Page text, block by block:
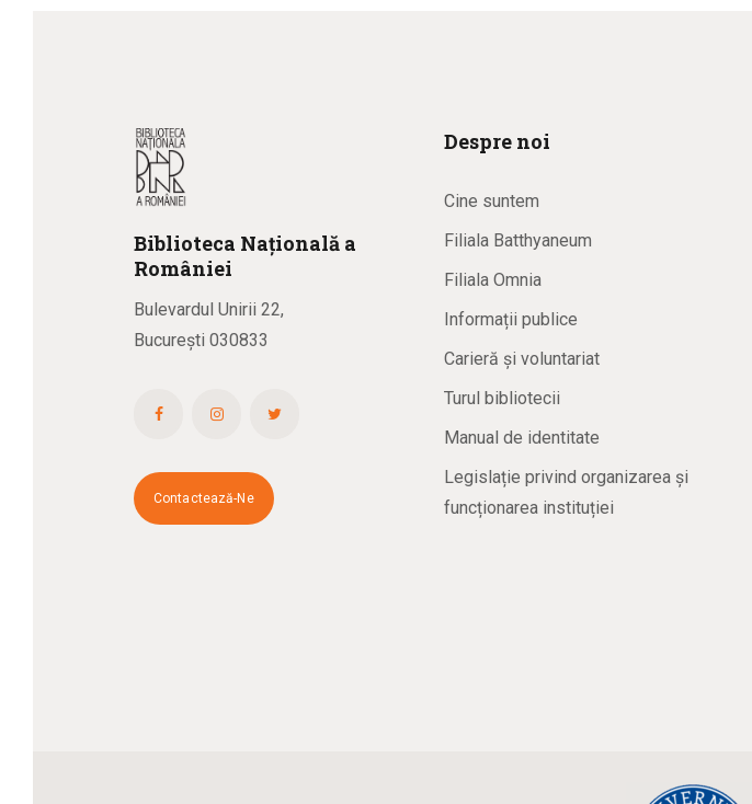
Biblioteca Națională a
României
Bulevardul Unirii 22,
București 030833
Contactează-Ne
Despre noi
Cine suntem
Filiala Batthyaneum
Filiala Omnia
Informații publice
Carieră și voluntariat
Turul bibliotecii
Manual de identitate
Legislație privind organizarea și
funcționarea instituției